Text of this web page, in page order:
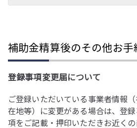
補助金精算後のその他お手
登録事項変更届について
ご登録いただいている事業者情報
在地等）に変更がある場合は、登
項をご記載・押印いただきお近く